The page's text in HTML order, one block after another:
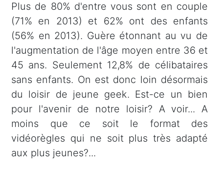
Plus de 80% d'entre vous sont en couple
(71% en 2013) et 62% ont des enfants
(56% en 2013). Guère étonnant au vu de
l'augmentation de l'âge moyen entre 36 et
45 ans. Seulement 12,8% de célibataires
sans enfants. On est donc loin désormais
du loisir de jeune geek. Est-ce un bien
pour l'avenir de notre loisir? A voir... A
moins que ce soit le format des
vidéorègles qui ne soit plus très adapté
aux plus jeunes?...